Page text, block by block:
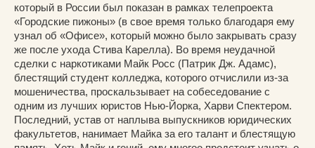
который в России был показан в рамках телепроекта
«Городские пижоны» (в свое время только благодаря ему
узнал об «Офисе», который можно было закрывать сразу
же после ухода Стива Карелла). Во время неудачной
сделки с наркотиками Майк Росс (Патрик Дж. Адамс),
блестящий студент колледжа, которого отчислили из-за
мошеничества, проскальзывает на собеседование с
одним из лучших юристов Нью-Йорка, Харви Спектером.
Последний, устав от наплыва выпускников юридических
факультетов, нанимает Майка за его талант и блестящую